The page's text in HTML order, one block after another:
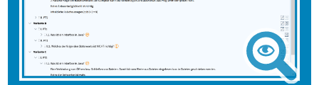
Fortgeschritten
Mehrsprachige Fragebögen
Dienstleistungen